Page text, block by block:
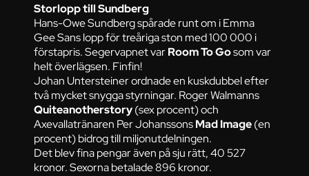
Storlopp till Sundberg
Hans-Owe Sundberg spårade runt om i Emma
Gee Sans lopp för treåriga ston med 100 000 i
förstapris. Segervapnet varRoom To Gosom var
helt överlägsen. Finfin!
Johan Untersteiner ordnade en kuskdubbel efter
två mycket snygga styrningar. Roger Walmanns
Quiteanotherstory(sex procent) och
Axevallatränaren Per JohanssonsMad Image(en
procent) bidrog till miljonutdelningen.
Det blev fina pengar även på sju rätt, 40 527
kronor. Sexorna betalade 896 kronor.